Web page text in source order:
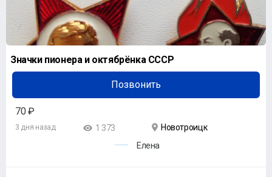
Значки пионера и октябрёнка СССР
Позвонить
70 ₽
3 дня назад 1 373
Новотроицк
Елена